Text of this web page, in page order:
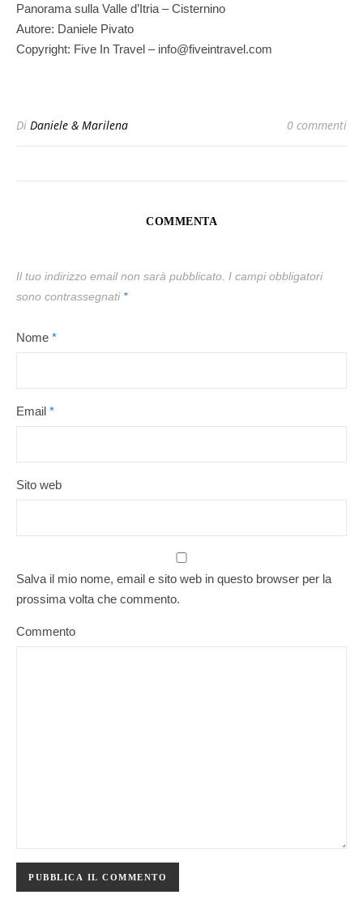
Panorama sulla Valle d’Itria – Cisternino
Autore: Daniele Pivato
Copyright: Five In Travel – info@fiveintravel.com
Di Daniele & Marilena 0 commenti
COMMENTA
Il tuo indirizzo email non sarà pubblicato. I campi obbligatori
sono contrassegnati *
Nome *
Email *
Sito web
Salva il mio nome, email e sito web in questo browser per la
prossima volta che commento.
Commento